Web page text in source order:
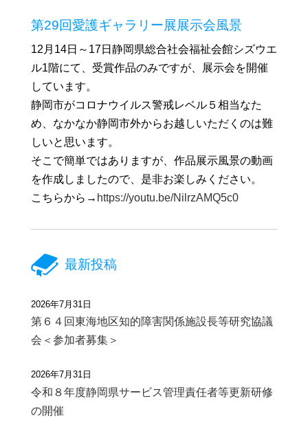
第29回愛護ギャラリー展展示会風景
12月14日～17日静岡県総合社会福祉会館シズウエ
ル1階にて、受賞作品のみですが、展示会を開催
しています。
静岡市がコロナウイルス警戒レベル５相当なた
め、なかなか静岡市外からお越しいただくのは難
しいと思います。
そこで簡単ではありますが、作品展示風景の動画
を作成しましたので、是非お楽しみください。
こちらから→ https://youtu.be/NilrzAMQ5c0
最新投稿
2026年7月31日
第６４回東海地区知的障害関係施設長等研究協議
会＜参加者募集＞
2026年7月31日
令和８年度静岡県サービス管理責任者等更新研修
の開催